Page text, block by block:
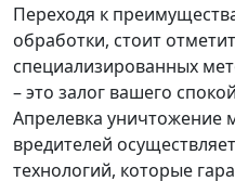
Переходя к
обработки, стоит
специализированных
– это залог вашего
Апрелевка уничтожение
вредителей
технологий, которые